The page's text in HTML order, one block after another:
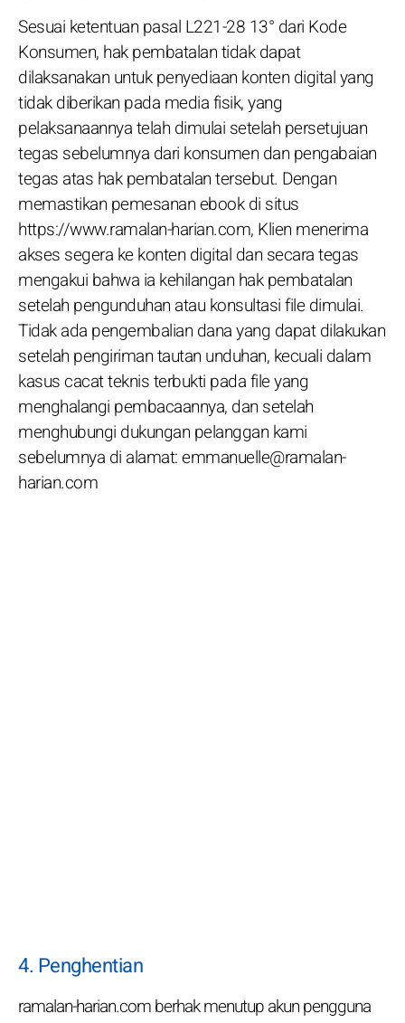
Sesuai ketentuan pasal L221-28 13° dari Kode
Konsumen, hak pembatalan tidak dapat
dilaksanakan untuk penyediaan konten digital yang
tidak diberikan pada media fisik, yang
pelaksanaannya telah dimulai setelah persetujuan
tegas sebelumnya dari konsumen dan pengabaian
tegas atas hak pembatalan tersebut. Dengan
memastikan pemesanan ebook di situs
https://www.ramalan-harian.com, Klien menerima
akses segera ke konten digital dan secara tegas
mengakui bahwa ia kehilangan hak pembatalan
setelah pengunduhan atau konsultasi file dimulai.
Tidak ada pengembalian dana yang dapat dilakukan
setelah pengiriman tautan unduhan, kecuali dalam
kasus cacat teknis terbukti pada file yang
menghalangi pembacaannya, dan setelah
menghubungi dukungan pelanggan kami
sebelumnya di alamat: emmanuelle@ramalan-
harian.com
4. Penghentian
ramalan-harian.com berhak menutup akun pengguna